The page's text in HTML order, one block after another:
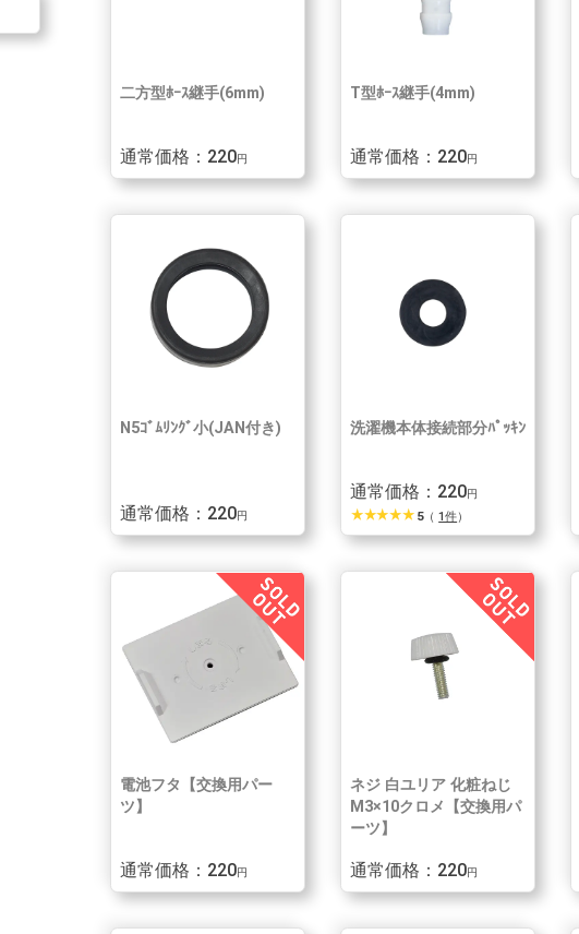
二方型ﾎｰｽ継手(6mm)
通常価格：220円
T型ﾎｰｽ継手(4mm)
通常価格：220円
N5ｺﾞﾑﾘﾝｸﾞ小(JAN付き)
通常価格：220円
洗濯機本体接続部分ﾊﾟｯｷﾝ
通常価格：220円
star_ratestar_ratestar_ratestar_ratestar_rate 5（1件）
電池フタ【交換用パー
ツ】
通常価格：220円
ネジ 白ユリア 化粧ねじ
M3×10クロメ【交換用パ
ーツ】
通常価格：220円